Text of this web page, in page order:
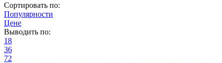
Сортировать по:
Популярности
Цене
Выводить по:
18
36
72